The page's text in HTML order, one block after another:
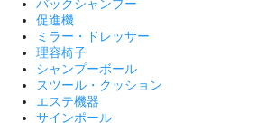
バックシャンプー
促進機
ミラー・ドレッサー
理容椅子
シャンプーボール
スツール・クッション
エステ機器
サインポール